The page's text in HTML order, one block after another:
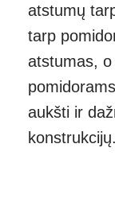
atstumų
tarp
atstumas,
aukšti ir
konstrukcijų.